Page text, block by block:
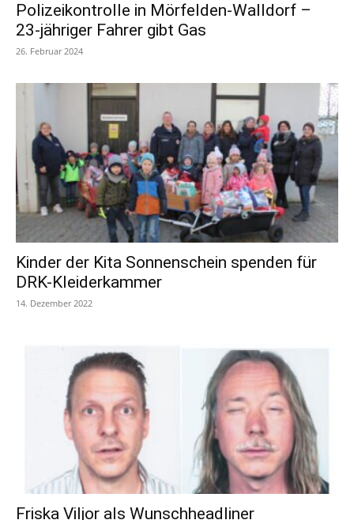
Polizeikontrolle in Mörfelden-Walldorf –
23-jähriger Fahrer gibt Gas
26. Februar 2024
Kinder der Kita Sonnenschein spenden für
DRK-Kleiderkammer
14. Dezember 2022
Friska Viljor als Wunschheadliner